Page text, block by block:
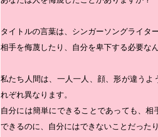
タイトルの言葉は、シンガーソングライタ
相手を侮蔑したり、自分を卑下する必要な
私たち人間は、一人一人、顔、形が違う
れぞれ異なります。
自分には簡単にできることであっても、
できるのに、自分にはできないことだった